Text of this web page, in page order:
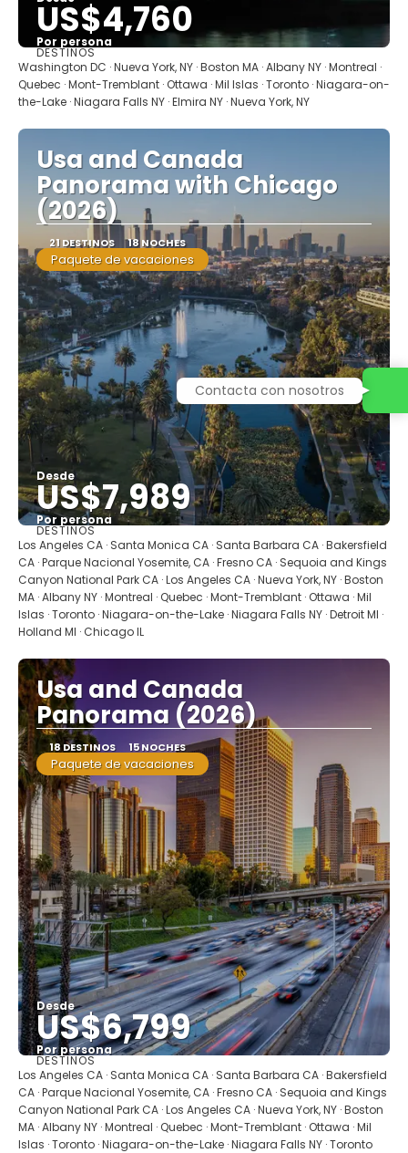
US$4,760
Por persona
Ver
DESTINOS
Washington DC · Nueva York, NY · Boston MA · Albany NY · Montreal ·
Quebec · Mont-Tremblant · Ottawa · Mil Islas · Toronto · Niagara-on-
the-Lake · Niagara Falls NY · Elmira NY · Nueva York, NY
Usa and Canada
Panorama with Chicago
(2026)
21 DESTINOS 18 NOCHES
Paquete de vacaciones
Desde
US$7,989
Por persona
Ver
DESTINOS
Los Angeles CA · Santa Monica CA · Santa Barbara CA · Bakersfield
CA · Parque Nacional Yosemite, CA · Fresno CA · Sequoia and Kings
Canyon National Park CA · Los Angeles CA · Nueva York, NY · Boston
MA · Albany NY · Montreal · Quebec · Mont-Tremblant · Ottawa · Mil
Islas · Toronto · Niagara-on-the-Lake · Niagara Falls NY · Detroit MI ·
Holland MI · Chicago IL
Usa and Canada
Panorama (2026)
18 DESTINOS 15 NOCHES
Paquete de vacaciones
Desde
US$6,799
Por persona
Ver
DESTINOS
Los Angeles CA · Santa Monica CA · Santa Barbara CA · Bakersfield
CA · Parque Nacional Yosemite, CA · Fresno CA · Sequoia and Kings
Canyon National Park CA · Los Angeles CA · Nueva York, NY · Boston
MA · Albany NY · Montreal · Quebec · Mont-Tremblant · Ottawa · Mil
Islas · Toronto · Niagara-on-the-Lake · Niagara Falls NY · Toronto
Contacta con nosotros